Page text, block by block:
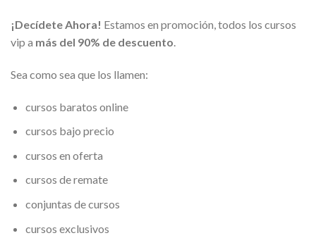
¡Decídete Ahora! Estamos en promoción, todos los cursos
vip a más del 90% de descuento.
Sea como sea que los llamen:
cursos baratos online
cursos bajo precio
cursos en oferta
cursos de remate
conjuntas de cursos
cursos exclusivos